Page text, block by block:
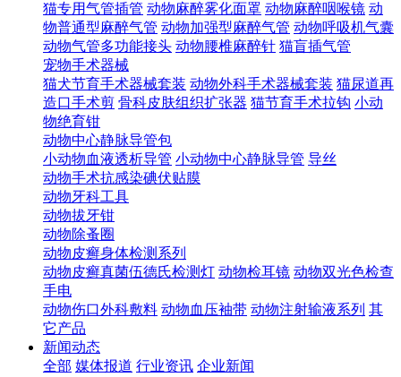
猫专用气管插管 动物麻醉雾化面罩 动物麻醉咽喉镜 动
物普通型麻醉气管 动物加强型麻醉气管 动物呼吸机气囊
动物气管多功能接头 动物腰椎麻醉针 猫盲插气管
宠物手术器械
猫犬节育手术器械套装 动物外科手术器械套装 猫尿道再
造口手术剪 骨科皮肤组织扩张器 猫节育手术拉钩 小动
物绝育钳
动物中心静脉导管包
小动物血液透析导管 小动物中心静脉导管 导丝
动物手术抗感染碘伏贴膜
动物牙科工具
动物拔牙钳
动物除蚤圈
动物皮癣身体检测系列
动物皮癣真菌伍德氏检测灯 动物检耳镜 动物双光色检查
手电
动物伤口外科敷料 动物血压袖带 动物注射输液系列 其
它产品
新闻动态
全部 媒体报道 行业资讯 企业新闻